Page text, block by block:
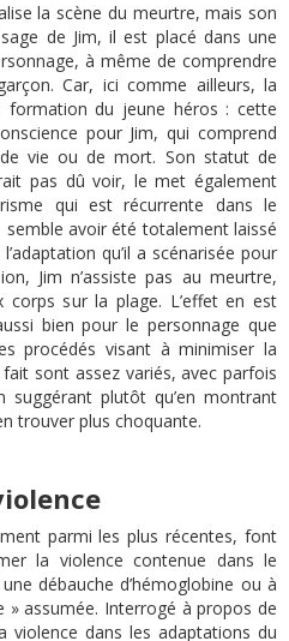
la scène du meurtre, mais son
de Jim, il est placé dans une
à même de comprendre
Car, ici comme ailleurs, la
du jeune héros : cette
pour Jim, qui comprend
vie ou de mort. Son statut de
pas dû voir, le met également
qui est récurrente dans le
avoir été totalement laissé
qu’il a scénarisée pour
Jim n’assiste pas au meurtre,
sur la plage. L’effet en est
bien pour le personnage que
procédés visant à minimiser la
sont assez variés, avec parfois
suggérant plutôt qu’en montrant
trouver plus choquante.
parmi les plus récentes, font
la violence contenue dans le
débauche d’hémoglobine ou à
» assumée. Interrogé à propos de
violence dans les adaptations du